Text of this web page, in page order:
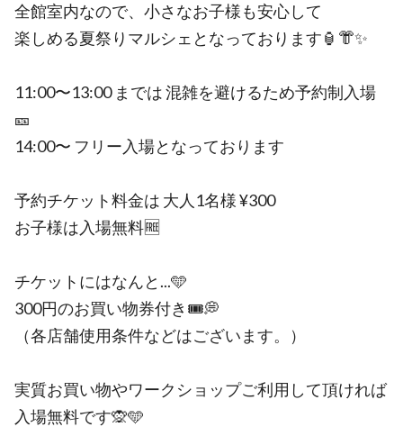
全館室内なので、小さなお子様も安心して
楽しめる夏祭りマルシェとなっております🏮👘✨
11:00〜13:00 までは 混雑を避けるため予約制入場
🎫
14:00〜 フリー入場となっております
予約チケット料金は 大人1名様 ¥300
お子様は入場無料🆓
チケットにはなんと...🩵
300円のお買い物券付き🎟💭
（各店舗使用条件などはございます。）
実質お買い物やワークショップご利用して頂ければ
入場無料です🙊🩵